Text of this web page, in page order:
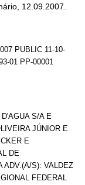
12.09.2007.
PUBLIC 11-10-
01 PP-00001
S/A E
JÚNIOR E
E
DE
ADV.(A/S): VALDEZ
FEDERAL